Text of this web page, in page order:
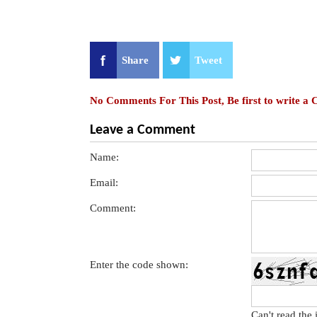
Share Tweet
No Comments For This Post, Be first to write a
Leave a Comment
Name:
Email:
Comment:
Enter the code shown: